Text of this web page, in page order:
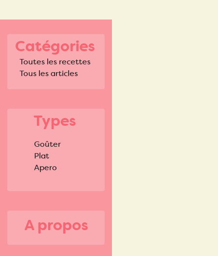
Catégories
Toutes les recettes
Tous les articles
Types
Goûter
Plat
Apero
A propos